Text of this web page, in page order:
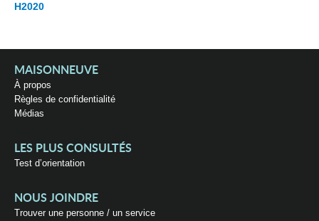
H2020
MAISONNEUVE
À propos
Règles de confidentialité
Médias
LES PLUS CONSULTÉS
Test d’orientation
NOUS JOINDRE
Trouver une personne / un service